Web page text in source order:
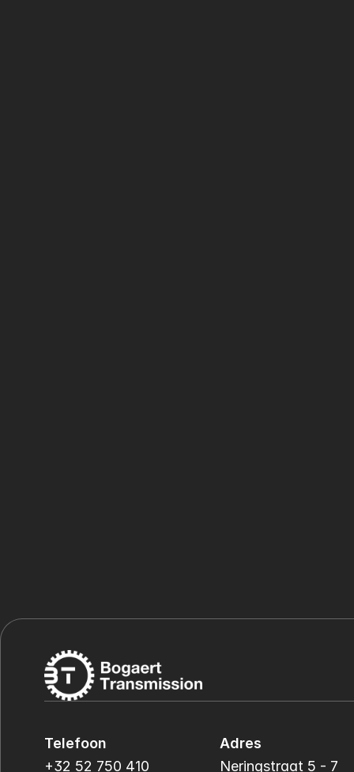
Telefoon
+32 52 750 410
Adres
Neringstraat 5 - 7